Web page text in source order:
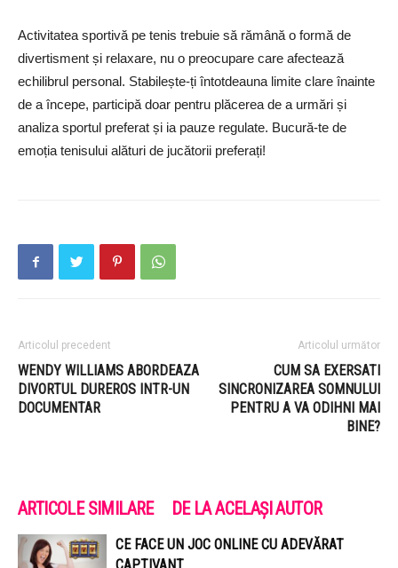
Activitatea sportivă pe tenis trebuie să rămână o formă de
divertisment și relaxare, nu o preocupare care afectează
echilibrul personal. Stabilește-ți întotdeauna limite clare înainte
de a începe, participă doar pentru plăcerea de a urmări și
analiza sportul preferat și ia pauze regulate. Bucură-te de
emoția tenisului alături de jucătorii preferați!
Articolul precedent
WENDY WILLIAMS ABORDEAZA
DIVORTUL DUREROS INTR-UN
DOCUMENTAR
Articolul următor
CUM SA EXERSATI
SINCRONIZAREA SOMNULUI
PENTRU A VA ODIHNI MAI
BINE?
ARTICOLE SIMILARE DE LA ACELAȘI AUTOR
CE FACE UN JOC ONLINE CU ADEVĂRAT